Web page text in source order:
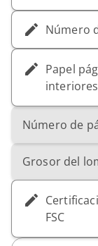
Número
Papel
interiores
Número de
Grosor del
FSC